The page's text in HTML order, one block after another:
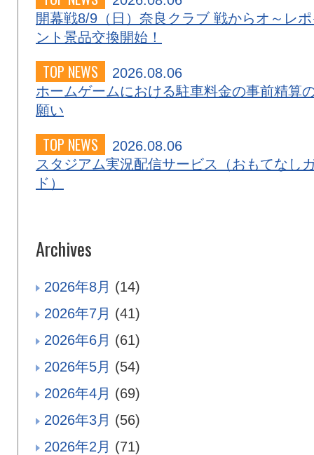
開幕戦8/9（日）奈良クラブ 戦からオ～レ
ント景品交換開始！
TOP NEWS
2026.08.06
ホームゲームにおける駐車料金の事前精算
願い
TOP NEWS
2026.08.06
スタジアム実況配信サービス（おもてなし
ド）
Archives
2026年8月 (14)
2026年7月 (41)
2026年6月 (61)
2026年5月 (54)
2026年4月 (69)
2026年3月 (56)
2026年2月 (71)